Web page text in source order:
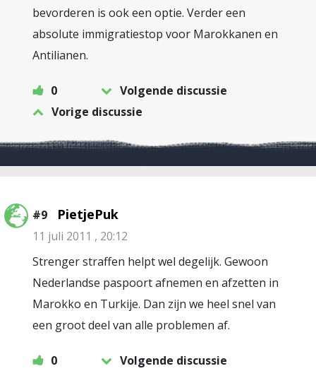
bevorderen is ook een optie. Verder een
absolute immigratiestop voor Marokkanen en
Antilianen.
0
Volgende discussie
Vorige discussie
#9 PietjePuk
11 juli 2011 , 20:12
Strenger straffen helpt wel degelijk. Gewoon
Nederlandse paspoort afnemen en afzetten in
Marokko en Turkije. Dan zijn we heel snel van
een groot deel van alle problemen af.
0
Volgende discussie